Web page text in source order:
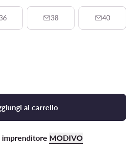
38 40
al carrello
imprenditore MODIVO